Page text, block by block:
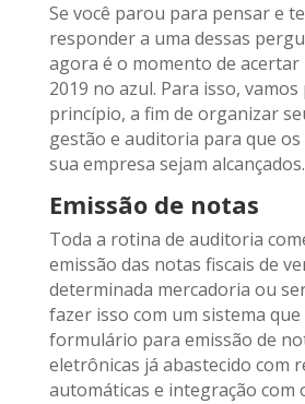
Se você parou para pensar e
responder a uma dessas
agora é o momento de acertar
2019 no azul. Para isso,
princípio, a fim de organizar
gestão e auditoria para que
sua empresa sejam alcançados.
Emissão de notas
Toda a rotina de auditoria
emissão das notas fiscais de
determinada mercadoria ou
fazer isso com um sistema
formulário para emissão de
eletrônicas já abastecido com
automáticas e integração com